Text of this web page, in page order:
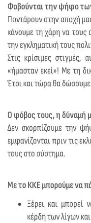
Φοβούνται την ψήφο
Ποντάρουν στην αποχή
κάνουμε τη χάρη να τους
την εγκληματική τους
Στις κρίσιμες
«ήμασταν εκεί»! Με τη
Έτσι και τώρα θα
Ο φόβος τους, η δύναμή
Δεν σκορπίζουμε την
εμφανίζονται πριν τις
τους στο σύστημα.
Με το ΚΚΕ μπορούμε να
Ξέρει και μπορεί
κέρδη των λίγων